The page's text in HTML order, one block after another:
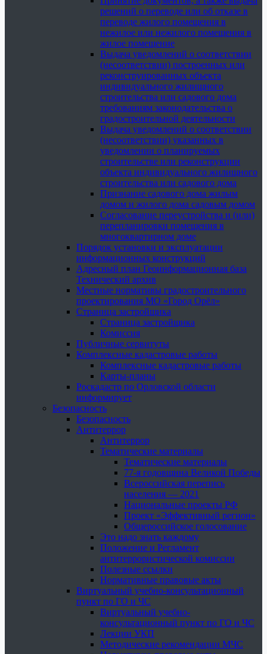
решений о переводе или об отказе в
переводе жилого помещения в
нежилое или нежилого помещения в
жилое помещение
Выдача уведомлений о соответствии
(несоответствии) построенных или
реконструированных объекта
индивидуального жилищного
строительства или садового дома
требованиям законодательства о
градостроительной деятельности
Выдача уведомлений о соответствии
(несоответствии) указанных в
уведомлении о планируемых
строительстве или реконструкции
объекта индивидуального жилищного
строительства или садового дома
Признание садового дома жилым
домом и жилого дома садовым домом
Согласование переустройства и (или)
перепланировки помещения в
многоквартирном доме
Порядок установки и эксплуатации
информационных конструкций
Адресный план Геоинформационная база
Технический архив
Местные нормативы градостроительного
проектирования МО «Город Орёл»
Страница застройщика
Страница застройщика
Комиссия
Публичные сервитуты
Комплексные кадастровые работы
Комплексные кадастровые работы
Карты-планы
Роскадастр по Орловской области
информирует
Безопасность
Безопасность
Антитеррор
Антитеррор
Тематические материалы
Тематические материалы
77-я годовщина Великой Победы
Всероссийская перепись
населения — 2021
Национальные проекты РФ
Проект «Эффективный регион»
Общероссийское голосование
Это надо знать каждому
Положение и Регламент
антитеррористической комиссии
Полезные ссылки
Нормативные правовые акты
Виртуальный учебно-консультационный
пункт по ГО и ЧС
Виртуальный учебно-
консультационный пункт по ГО и ЧС
Лекции УКП
Методические рекомендации МЧС